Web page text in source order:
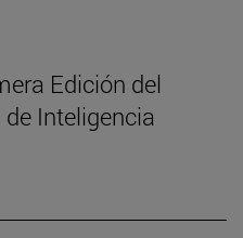
Edición del
Inteligencia